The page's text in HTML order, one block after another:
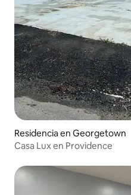
Residencia en Georgetown
Casa Lux en Providence